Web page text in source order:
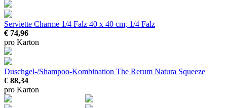
Serviette Charme 1/4 Falz 40 x 40 cm, 1/4 Falz
€ 74,96
pro Karton
Duschgel-/Shampoo-Kombination The Rerum Natura Squeeze
€ 88,34
pro Karton